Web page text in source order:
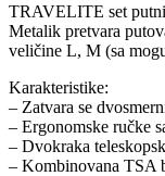
TRAVELITE set
Metalik pretvara
veličine L, M (sa
Karakteristike:
– Zatvara se
– Ergonomske ručke
– Dvokraka
– Kombinovana TSA